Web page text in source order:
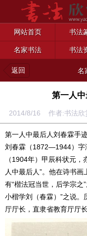
网站首页 书法
名家书法 书法
返回 名
第一人
2014/8/16 作者:书法
第一人中最后人刘春霖手
刘春霖（1872—1944）字
（1904年）甲辰科状元
人中最后人”。他在诗书
有“楷法冠当世，后学宗之
小楷学刘（春霖）”之说
厅厅长，直隶省教育厅厅长